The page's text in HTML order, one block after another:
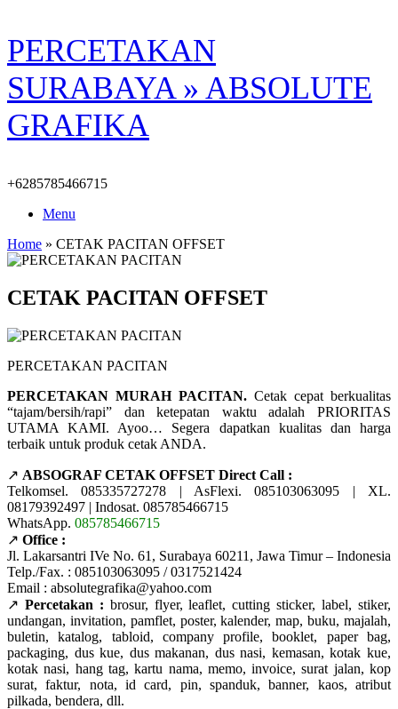
Skip
to
content
PERCETAKAN
SURABAYA » ABSOLUTE
GRAFIKA
+6285785466715
Menu
Home » CETAK PACITAN OFFSET
CETAK PACITAN OFFSET
PERCETAKAN PACITAN
PERCETAKAN MURAH PACITAN. Cetak cepat berkualitas
“tajam/bersih/rapi” dan ketepatan waktu adalah PRIORITAS
UTAMA KAMI. Ayoo… Segera dapatkan kualitas dan harga
terbaik untuk produk cetak ANDA.
↗️ ABSOGRAF CETAK OFFSET Direct Call :
Telkomsel. 085335727278 | AsFlexi. 085103063095 | XL.
08179392497 | Indosat. 085785466715
WhatsApp. 085785466715
↗️ Office :
Jl. Lakarsantri IVe No. 61, Surabaya 60211, Jawa Timur – Indonesia
Telp./Fax. : 085103063095 / 0317521424
Email : absolutegrafika@yahoo.com
↗️ Percetakan : brosur, flyer, leaflet, cutting sticker, label, stiker,
undangan, invitation, pamflet, poster, kalender, map, buku, majalah,
buletin, katalog, tabloid, company profile, booklet, paper bag,
packaging, dus kue, dus makanan, dus nasi, kemasan, kotak kue,
kotak nasi, hang tag, kartu nama, memo, invoice, surat jalan, kop
surat, faktur, nota, id card, pin, spanduk, banner, kaos, atribut
pilkada, bendera, dll.